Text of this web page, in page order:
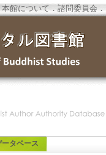
本館について ．諮問委員会 ．
タベース